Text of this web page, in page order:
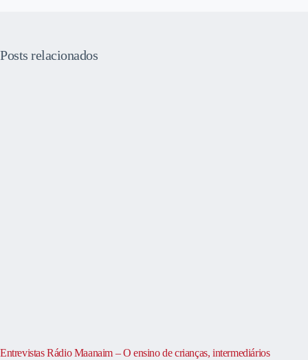
Posts relacionados
Entrevistas Rádio Maanaim – O ensino de crianças, intermediários